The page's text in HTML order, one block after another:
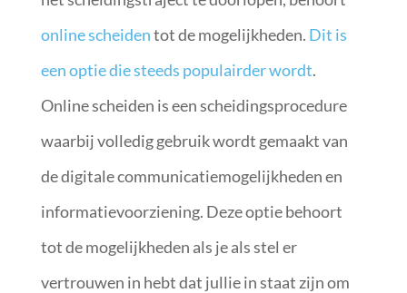
online scheidentot de mogelijkheden. Dit is
een optie die steeds populairder wordt.
Online scheiden is een scheidingsprocedure
waarbij volledig gebruik wordt gemaakt van
de digitale communicatiemogelijkheden en
informatievoorziening. Deze optie behoort
tot de mogelijkheden als je als stel er
vertrouwen in hebt dat jullie in staat zijn om